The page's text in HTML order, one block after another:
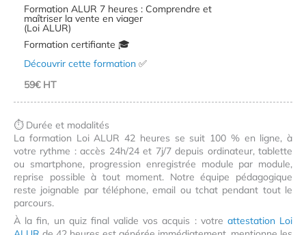
Formation ALUR 7 heures : Comprendre et
maîtriser la vente en viager
(Loi ALUR)
Formation certifiante 🎓
Découvrir cette formation ✅
59€ HT
⏱ Durée et modalités
La formation Loi ALUR 42 heures se suit 100 % en ligne, à
votre rythme : accès 24h/24 et 7j/7 depuis ordinateur, tablette
ou smartphone, progression enregistrée module par module,
reprise possible à tout moment. Notre équipe pédagogique
reste joignable par téléphone, email ou tchat pendant tout le
parcours.
À la fin, un quiz final valide vos acquis : votre attestation Loi